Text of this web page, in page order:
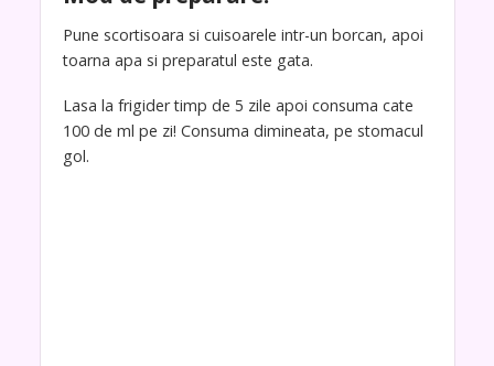
Pune scortisoara si cuisoarele intr-un borcan, apoi
toarna apa si preparatul este gata.
Lasa la frigider timp de 5 zile apoi consuma cate
100 de ml pe zi! Consuma dimineata, pe stomacul
gol.